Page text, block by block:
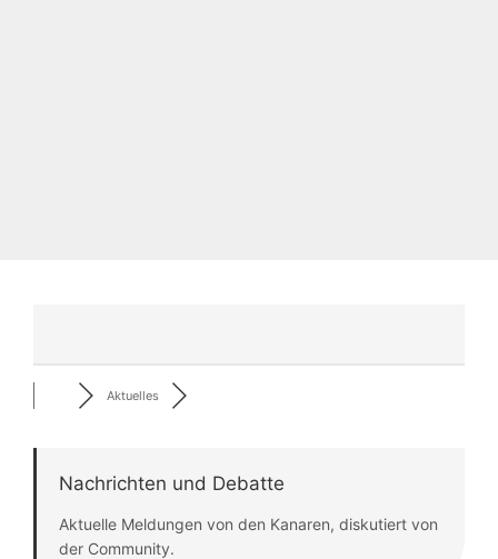
Aktuelles
Nachrichten und Debatte
Aktuelle Meldungen von den Kanaren, diskutiert von
der Community.